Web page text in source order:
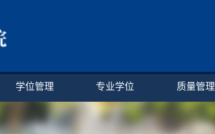
学位管理 专业学位 质量管理